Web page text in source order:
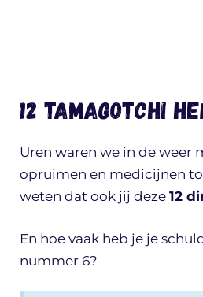
12 Tamagotchi
Uren waren we in de weer
opruimen en medicijnen
weten dat ook jij deze 12
En hoe vaak heb je je
nummer 6?